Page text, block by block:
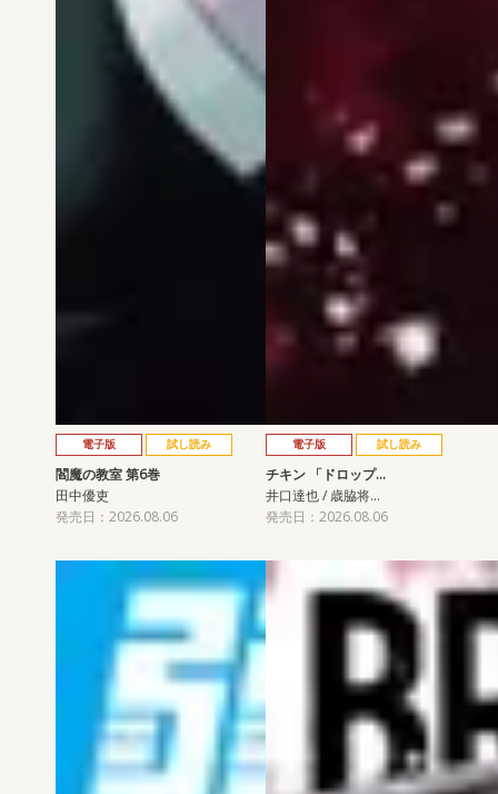
電子版 試し読み
閻魔の教室 第6巻
田中優吏
発売日：2026.08.06
電子版 試し読み
チキン 「ドロップ…
井口達也 / 歳脇将…
発売日：2026.08.06